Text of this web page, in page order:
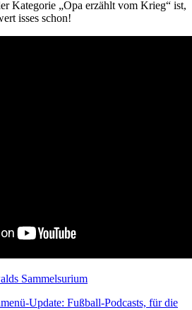
Kategorie „Opa erzählt vom Krieg“ ist,
isses schon!
Sammelsurium
Update: Fußball-Podcasts, für die